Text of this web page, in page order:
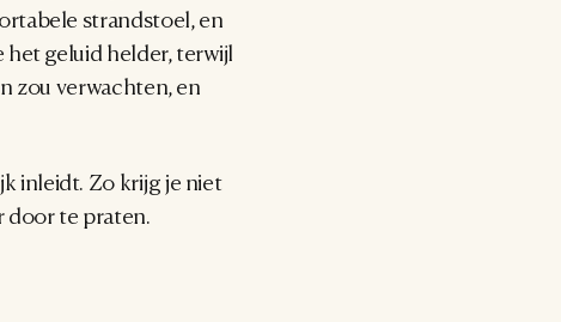
strandstoel, en
geluid helder, terwijl
zou verwachten, en
inleidt. Zo krijg je niet
door te praten.